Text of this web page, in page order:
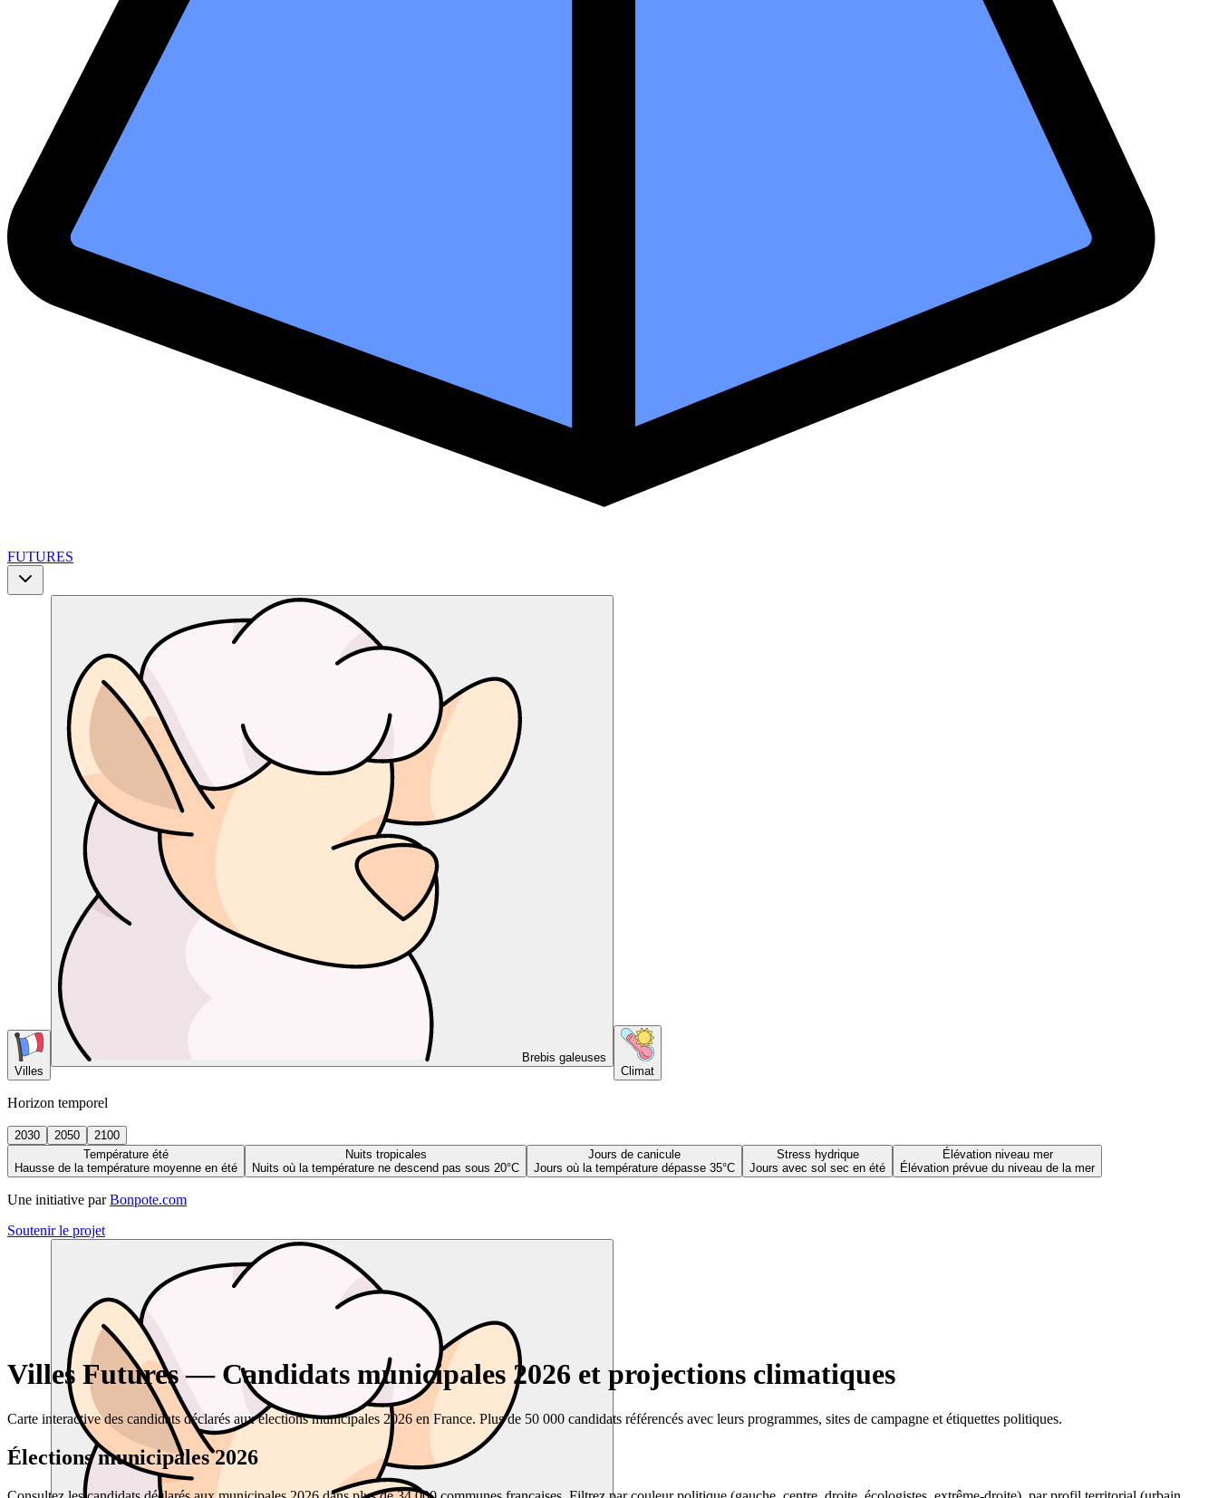
FUTURES
Villes
Brebis galeuses
Climat
Horizon temporel
2030 2050
2100
Température été
Hausse de la température moyenne en été
Nuits tropicales
Nuits où la température ne descend pas sous 20°C
Jours de canicule
Jours où la température dépasse 35°C
Stress hydrique
Jours avec sol sec en été
Élévation niveau mer
Élévation prévue du niveau de la mer
Une initiative par Bonpote.com
Soutenir le projet
Villes Futures — Candidats municipales 2026 et projections climatiques
Carte interactive des candidats déclarés aux élections municipales 2026 en France. Plus de 50 000 candidats référencés avec leurs programmes, sites de campagne et étiquettes politiques.
Élections municipales 2026